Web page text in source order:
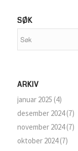
SØK
ARKIV
januar 2025 (4)
desember 2024(7)
november 2024(7)
oktober 2024(7)